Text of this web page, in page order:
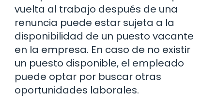
vuelta al trabajo después de una
renuncia puede estar sujeta a la
disponibilidad de un puesto vacante
en la empresa. En caso de no existir
un puesto disponible, el empleado
puede optar por buscar otras
oportunidades laborales.